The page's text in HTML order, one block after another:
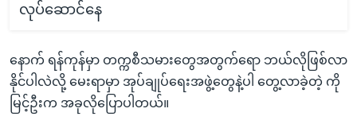
လုပ်ဆောင်နေ
နောက် ရန်ကုန်မှာ တက္ကစီသမားတွေအတွက်ရော ဘယ်လိုဖြစ်လာ
နိုင်ပါလဲလို့ မေးရာမှာ အုပ်ချုပ်ရေးအဖွဲ့တွေနဲ့ပါ တွေ့လာခဲ့တဲ့ ကို
မြင့်ဦးက အခုလိုပြောပါတယ်။